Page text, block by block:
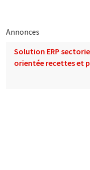
Annonces
Solution ERP
orientée recettes et